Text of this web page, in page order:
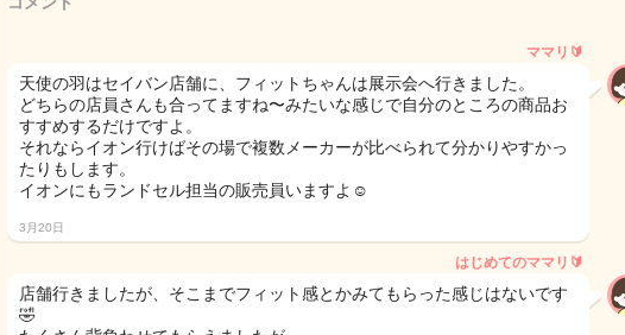
ママリ🔰
天使の羽はセイバン店舗に、フィットちゃんは展示会へ行きました。
どちらの店員さんも合ってますね〜みたいな感じで自分のところの商品お
すすめするだけですよ。
それならイオン行けばその場で複数メーカーが比べられて分かりやすかっ
たりもします。
イオンにもランドセル担当の販売員いますよ☺️
3月20日
はじめてのママリ🔰
店舗行きましたが、そこまでフィット感とかみてもらった感じはないです
🤣